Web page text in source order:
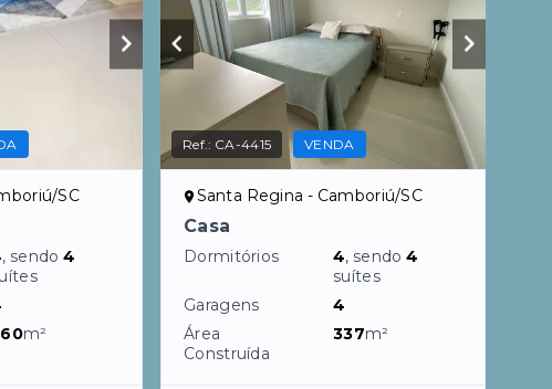
SC
, sendo4
m²
Ref.: CA-4415 VENDA
Santa Regina - Camboriú/SC
Casa
Dormitórios 4, sendo4
suítes
Garagens
4
Área
Construída
337m²